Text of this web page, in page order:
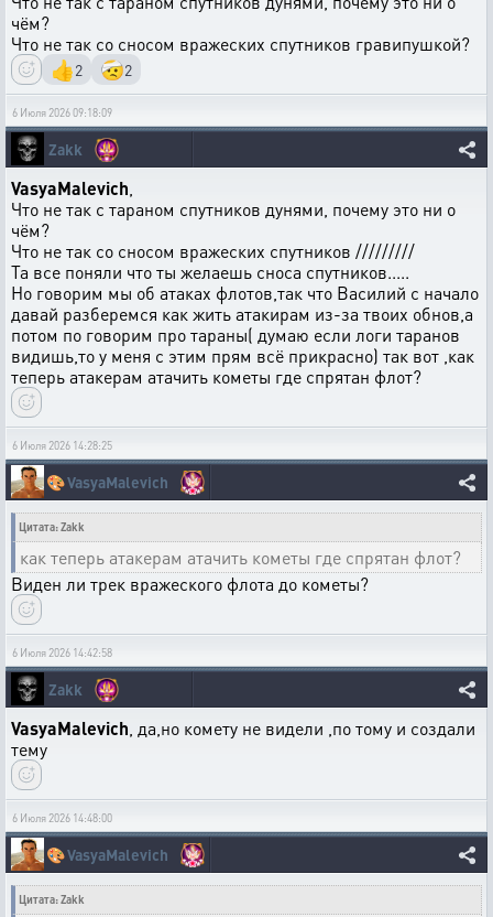
чём?
Что не так со сносом вражеских спутников гравипушкой?
👍2 🤕2
6 Июля 2026 09:18:09
Zakk
VasyaMalevich
Что не так с тараном спутников дунями, почему это ни о
чём?
Что не так со сносом вражеских спутников /////////
Та все поняли что ты желаешь сноса спутников.....
Но говорим мы об атаках флотов,так что Василий с начало
давай разберемся как жить атакирам из-за твоих обнов,а
потом по говорим про тараны( думаю если логи таранов
видишь,то у меня с этим прям всё прикрасно) так вот ,как
теперь атакерам атачить кометы где спрятан флот?
6 Июля 2026 14:28:25
🎨VasyaMalevich
Цитата: Zakk
как теперь атакерам атачить кометы где спрятан флот?
Виден ли трек вражеского флота до кометы?
6 Июля 2026 14:42:58
Zakk
VasyaMalevich , да,но комету не видели ,по тому и создали
тему
6 Июля 2026 14:48:00
🎨VasyaMalevich
Цитата: Zakk